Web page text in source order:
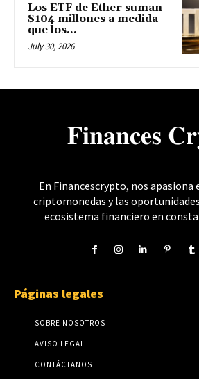
Los ETF de Ether suman
$104 millones a medida
que los...
July 30, 2026
𝐅𝐢𝐧𝐚𝐧𝐜𝐞𝐬
En Financescrypto, nos apasiona
criptomonedas y las
ecosistema financiero en
Páginas legales
SOBRE NOSOTROS
AVISO LEGAL
CONTÁCTANOS